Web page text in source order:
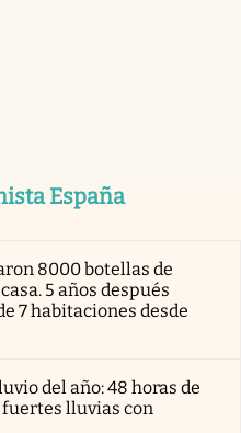
España
8000 botellas de
5 años después
7 habitaciones desde
del año: 48 horas de
lluvias con